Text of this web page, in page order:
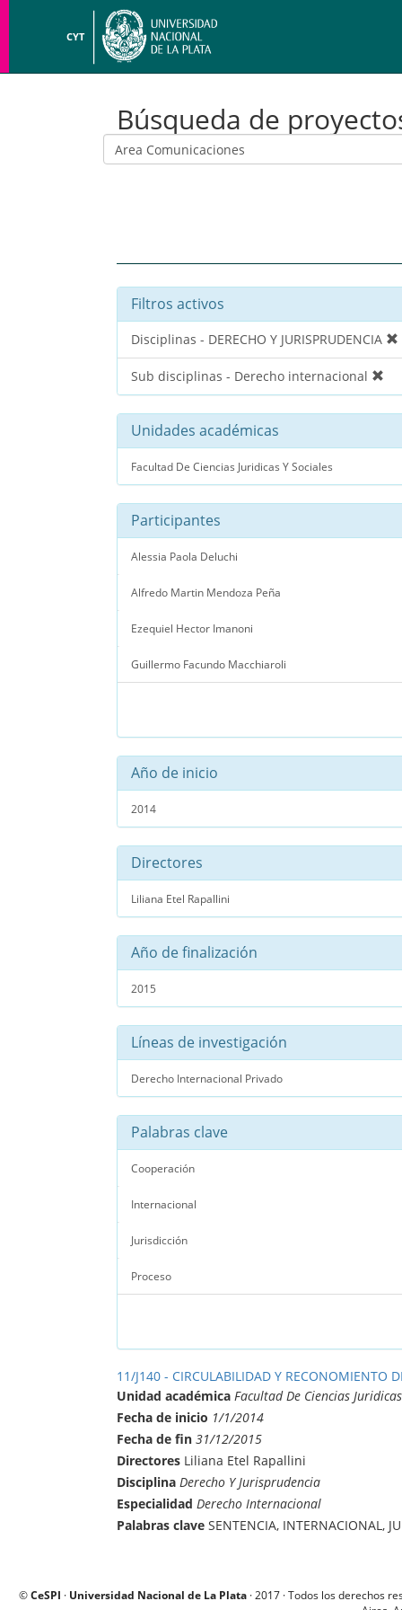
CYT
Búsqueda de
Filtros activos
Disciplinas - DERECHO Y JURISPRUDENCIA
Sub disciplinas - Derecho internacional
Unidades académicas
Facultad De Ciencias Juridicas Y Sociales
Participantes
Alessia Paola Deluchi
Alfredo Martin Mendoza Peña
Ezequiel Hector Imanoni
Guillermo Facundo Macchiaroli
Año de inicio
2014
Directores
Liliana Etel Rapallini
Año de finalización
2015
Líneas de investigación
Derecho Internacional Privado
Palabras clave
Cooperación
Internacional
Jurisdicción
Proceso
11/J140 - CIRCULABILIDAD Y RECONOMIENTO
Unidad académica Facultad De Ciencias
Fecha de inicio 1/1/2014
Fecha de fin 31/12/2015
Directores Liliana Etel Rapallini
Disciplina Derecho Y Jurisprudencia
Especialidad Derecho Internacional
Palabras clave SENTENCIA, INTERNACIONAL,
©CeSPI · Universidad Nacional de La Plata · 2017 · Todos los derechos